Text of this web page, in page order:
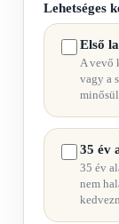
Lehetséges
Első
A vevő
vagy a
35 év
35 év
nem